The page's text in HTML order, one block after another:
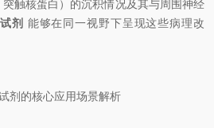
触核蛋白）的沉积情况及其与周围神经
剂 能够在同一视野下呈现这些病理改